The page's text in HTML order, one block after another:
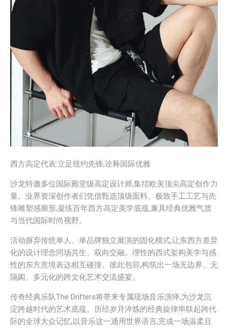
西方高定代表:立足纽约先锋,诠释国际优雅
沙龙特邀多位国际殿堂级高定设计师,集结欧美顶尖高定创作力
量。业界资深创作者们凭借甄选顶级面料、极致手工工艺与先
锋雕塑感廓形,凝练百年西方高定美学底蕴,兼具经典优雅气质
与当代国际时尚视野。
活动摒弃传统单人、单品牌独立展演的固化模式,让东西方差异
化的设计理念同场共生、双向交融。理性的西式架构美学与感
性的东方意境表达相互碰撞、彼此包容,构筑出一场无边界、无
隔阂、多元化的跨文化艺术交流盛宴。
传奇经典乐队The Drifters将带来专属现场音乐演绎,为沙龙沉
淀跨越时代的艺术底蕴。历经岁月淬炼的经典旋律串联起跨代
际的全球大众记忆,以音乐这一通用世界语言,完成一场温柔且